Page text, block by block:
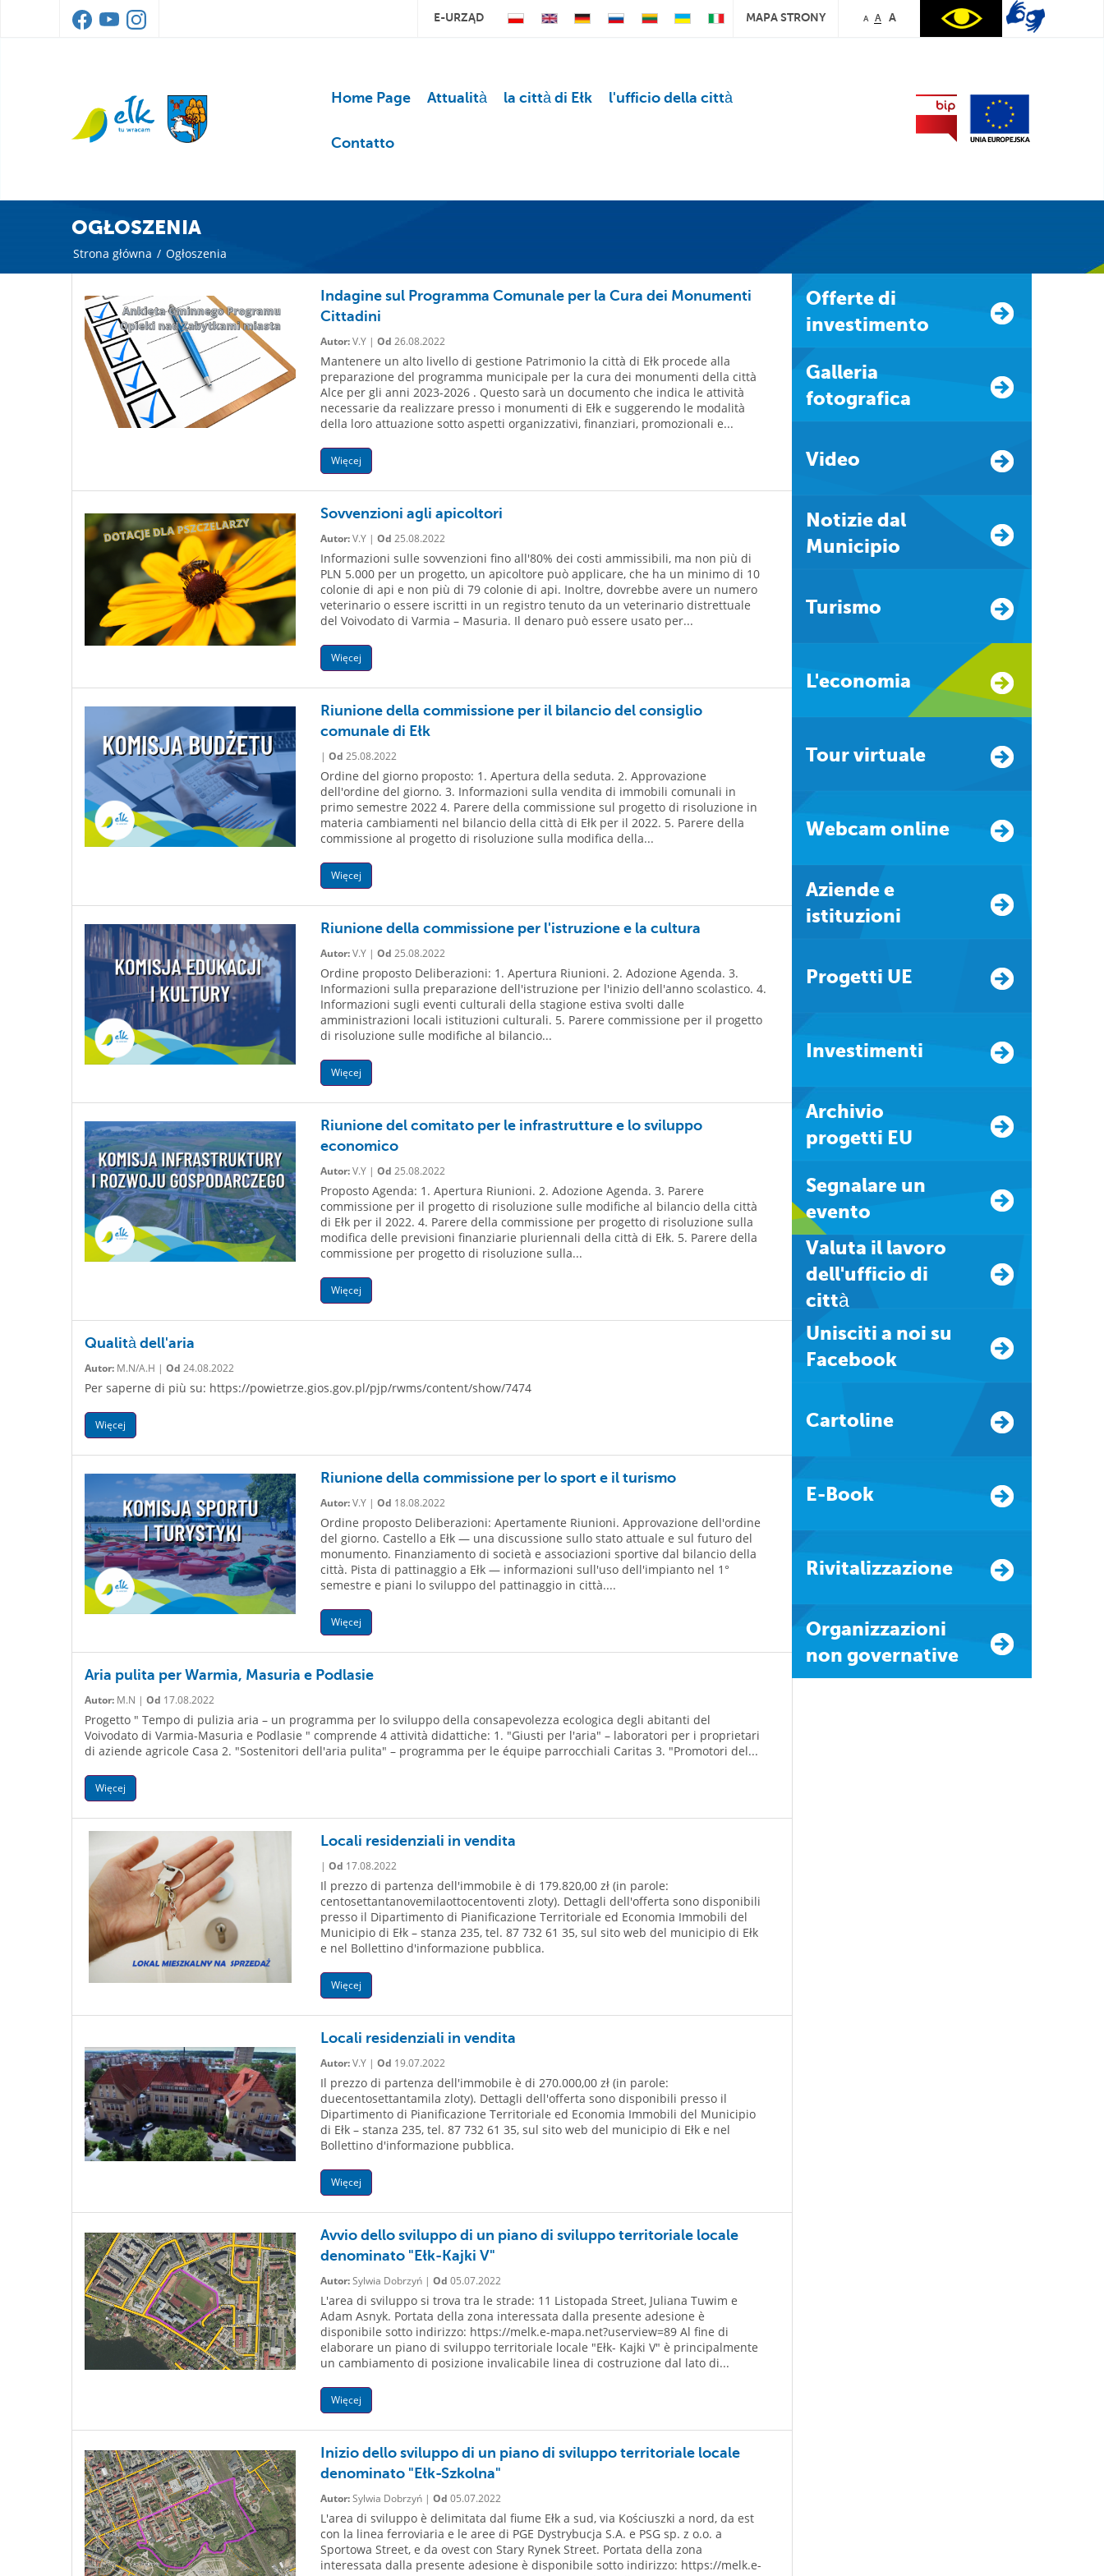
E-URZĄD MAPA STRONY A A A
Home Page Attualità la città di Ełk l'ufficio della città
Contatto
OGŁOSZENIA
Strona główna / Ogłoszenia
Indagine sul Programma Comunale per la Cura dei Monumenti
Cittadini
Autor:V.Y | Od 26.08.2022
Mantenere un alto livello di gestione Patrimonio la città di Ełk procede alla
preparazione del programma municipale per la cura dei monumenti della città
Alce per gli anni 2023-2026 . Questo sarà un documento che indica le attività
necessarie da realizzare presso i monumenti di Ełk e suggerendo le modalità
della loro attuazione sotto aspetti organizzativi, finanziari, promozionali e...
Więcej
Sovvenzioni agli apicoltori
Autor:V.Y | Od 25.08.2022
Informazioni sulle sovvenzioni fino all'80% dei costi ammissibili, ma non più di
PLN 5.000 per un progetto, un apicoltore può applicare, che ha un minimo di 10
colonie di api e non più di 79 colonie di api. Inoltre, dovrebbe avere un numero
veterinario o essere iscritti in un registro tenuto da un veterinario distrettuale
del Voivodato di Varmia – Masuria. Il denaro può essere usato per...
Więcej
Riunione della commissione per il bilancio del consiglio
comunale di Ełk
| Od 25.08.2022
Ordine del giorno proposto: 1. Apertura della seduta. 2. Approvazione
dell'ordine del giorno. 3. Informazioni sulla vendita di immobili comunali in
primo semestre 2022 4. Parere della commissione sul progetto di risoluzione in
materia cambiamenti nel bilancio della città di Ełk per il 2022. 5. Parere della
commissione al progetto di risoluzione sulla modifica della...
Więcej
Riunione della commissione per l'istruzione e la cultura
Autor:V.Y | Od 25.08.2022
Ordine proposto Deliberazioni: 1. Apertura Riunioni. 2. Adozione Agenda. 3.
Informazioni sulla preparazione dell'istruzione per l'inizio dell'anno scolastico. 4.
Informazioni sugli eventi culturali della stagione estiva svolti dalle
amministrazioni locali istituzioni culturali. 5. Parere commissione per il progetto
di risoluzione sulle modifiche al bilancio...
Więcej
Riunione del comitato per le infrastrutture e lo sviluppo
economico
Autor:V.Y | Od 25.08.2022
Proposto Agenda: 1. Apertura Riunioni. 2. Adozione Agenda. 3. Parere
commissione per il progetto di risoluzione sulle modifiche al bilancio della città
di Ełk per il 2022. 4. Parere della commissione per progetto di risoluzione sulla
modifica delle previsioni finanziarie pluriennali della città di Ełk. 5. Parere della
commissione per progetto di risoluzione sulla...
Więcej
Qualità dell'aria
Autor: M.N/A.H | Od 24.08.2022
Per saperne di più su: https://powietrze.gios.gov.pl/pjp/rwms/content/show/7474
Więcej
Riunione della commissione per lo sport e il turismo
Autor:V.Y | Od 18.08.2022
Ordine proposto Deliberazioni: Apertamente Riunioni. Approvazione dell'ordine
del giorno. Castello a Ełk — una discussione sullo stato attuale e sul futuro del
monumento. Finanziamento di società e associazioni sportive dal bilancio della
città. Pista di pattinaggio a Ełk — informazioni sull'uso dell'impianto nel 1°
semestre e piani lo sviluppo del pattinaggio in città....
Więcej
Aria pulita per Warmia, Masuria e Podlasie
Autor: M.N | Od 17.08.2022
Progetto " Tempo di pulizia aria – un programma per lo sviluppo della consapevolezza ecologica degli abitanti del
Voivodato di Varmia-Masuria e Podlasie " comprende 4 attività didattiche: 1. "Giusti per l'aria" – laboratori per i proprietari
di aziende agricole Casa 2. "Sostenitori dell'aria pulita" – programma per le équipe parrocchiali Caritas 3. "Promotori del...
Więcej
Locali residenziali in vendita
| Od 17.08.2022
Il prezzo di partenza dell'immobile è di 179.820,00 zł (in parole:
centosettantanovemilaottocentoventi zloty). Dettagli dell'offerta sono disponibili
presso il Dipartimento di Pianificazione Territoriale ed Economia Immobili del
Municipio di Ełk – stanza 235, tel. 87 732 61 35, sul sito web del municipio di Ełk
e nel Bollettino d'informazione pubblica.
Więcej
Locali residenziali in vendita
Autor:V.Y | Od 19.07.2022
Il prezzo di partenza dell'immobile è di 270.000,00 zł (in parole:
duecentosettantamila zloty). Dettagli dell'offerta sono disponibili presso il
Dipartimento di Pianificazione Territoriale ed Economia Immobili del Municipio
di Ełk – stanza 235, tel. 87 732 61 35, sul sito web del municipio di Ełk e nel
Bollettino d'informazione pubblica.
Więcej
Avvio dello sviluppo di un piano di sviluppo territoriale locale
denominato "Ełk-Kajki V"
Autor:Sylwia Dobrzyń | Od 05.07.2022
L'area di sviluppo si trova tra le strade: 11 Listopada Street, Juliana Tuwim e
Adam Asnyk. Portata della zona interessata dalla presente adesione è
disponibile sotto indirizzo: https://melk.e-mapa.net?userview=89 Al fine di
elaborare un piano di sviluppo territoriale locale "Ełk- Kajki V" è principalmente
un cambiamento di posizione invalicabile linea di costruzione dal lato di...
Więcej
Inizio dello sviluppo di un piano di sviluppo territoriale locale
denominato "Ełk-Szkolna"
Autor:Sylwia Dobrzyń | Od 05.07.2022
L'area di sviluppo è delimitata dal fiume Ełk a sud, via Kościuszki a nord, da est
con la linea ferroviaria e le aree di PGE Dystrybucja S.A. e PSG sp. z o.o. a
Sportowa Street, e da ovest con Stary Rynek Street. Portata della zona
interessata dalla presente adesione è disponibile sotto indirizzo: https://melk.e-
Offerte di
investimento
Galleria
fotografica
Video
Notizie dal
Municipio
Turismo
L'economia
Tour virtuale
Webcam online
Aziende e
istituzioni
Progetti UE
Investimenti
Archivio
progetti EU
Segnalare un
evento
Valuta il lavoro
dell'ufficio di
città
Unisciti a noi su
Facebook
Cartoline
E-Book
Rivitalizzazione
Organizzazioni
non governative